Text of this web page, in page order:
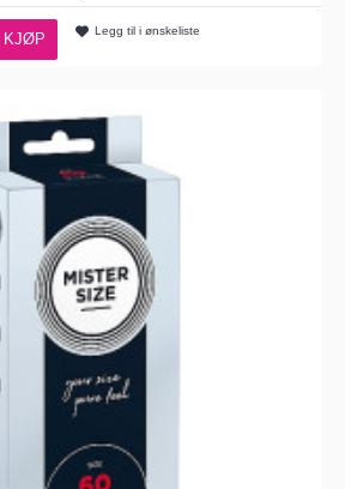
KJØP Legg til i ønskeliste